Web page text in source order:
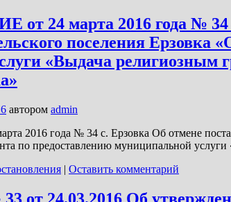
24 марта 2016 года № 34
поселения Ерзовка
«Выдача религиозным
автором admin
года № 34 с. Ерзовка Об отмене
по предоставлению муниципальной
| Оставить комментарий
от 24.03.2016 Об